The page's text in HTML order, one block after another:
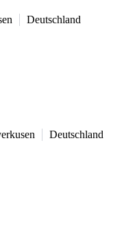
Deutschland
Deutschland